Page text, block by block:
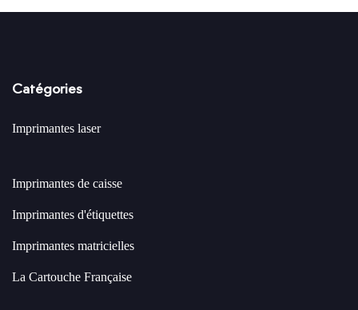
Catégories
Imprimantes laser
Imprimantes de caisse
Imprimantes d'étiquettes
Imprimantes matricielles
La Cartouche Française